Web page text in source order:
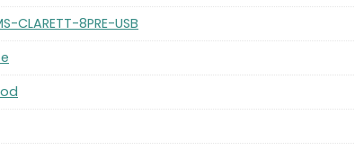
CLARETT-8PRE-USB